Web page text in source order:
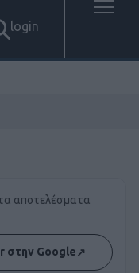
login
αποτελέσματα
στην Google↗